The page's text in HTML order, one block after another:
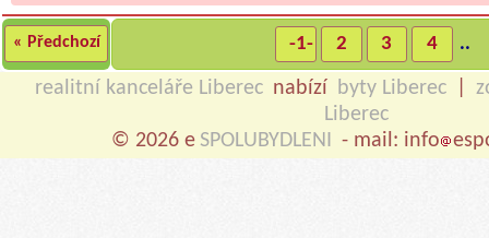
« Předchozí -1- 2 3 4 ..
realitní kanceláře Liberec nabízí byty Liberec
Liberec
© 2026 e SPOLUBYDLENI - mail: info